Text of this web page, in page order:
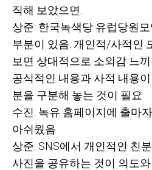
직해 보았으면.
상준: 한국녹색당 유럽당원
부분이 있음. 개인적/사적인
보면 상대적으로 소외감 느
공식적인 내용과 사적 내용
분을 구분해 놓는 것이 필요
수진: 녹유 홈페이지에 출마
아쉬웠음
상준: SNS에서 개인적인 친
사진을 공유하는 것이 의도